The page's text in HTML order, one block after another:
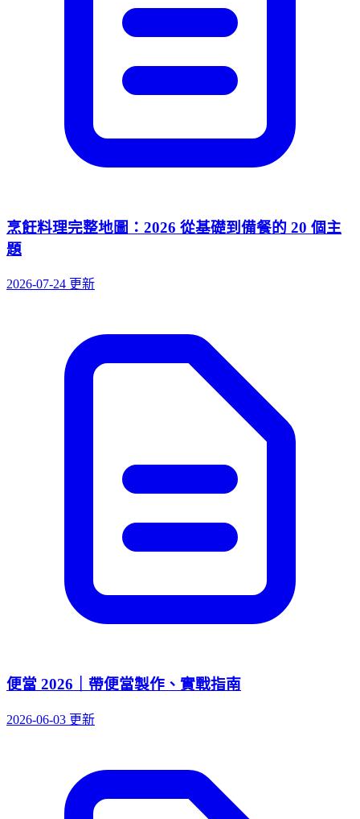
烹飪料理完整地圖：2026 從基礎到備餐的 20 個主
題
2026-07-24 更新
便當 2026｜帶便當製作、實戰指南
2026-06-03 更新